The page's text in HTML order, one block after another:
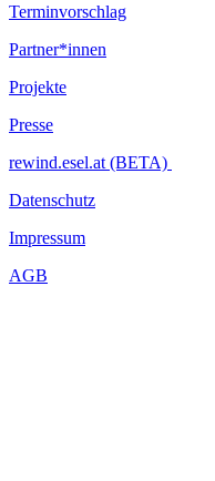
Terminvorschlag
Partner*innen
Projekte
Presse
rewind.esel.at (BETA)
Datenschutz
Impressum
AGB